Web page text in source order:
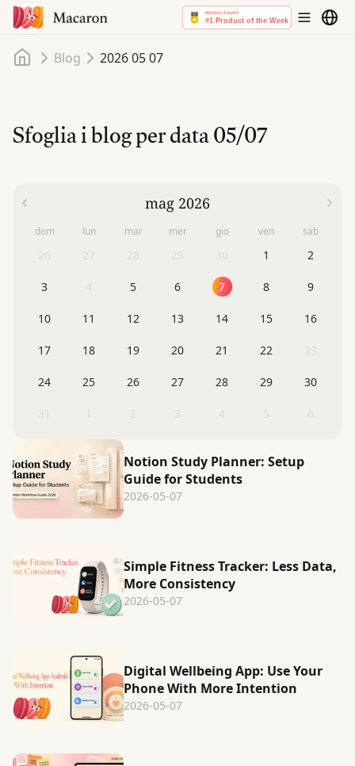
Home
Blog 2026 05 07
Sfoglia i blog per data05/07
Notion Study Planner: Setup
Guide for Students
2026-05-07
Simple Fitness Tracker: Less Data,
More Consistency
2026-05-07
Digital Wellbeing App: Use Your
Phone With More Intention
2026-05-07
mag 2026
dom lun mar mer gio ven sab
1 2
3 5 6 7 8 9
10 11 12 13 14 15 16
17 18 19 20 21 22
24 25 26 27 28 29 30